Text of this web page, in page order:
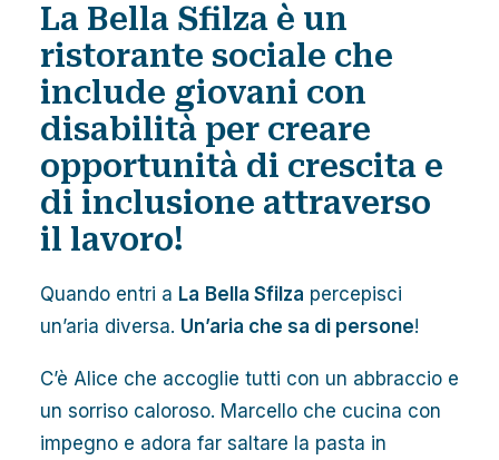
La Bella Sfilza è un
ristorante sociale che
include giovani con
disabilità per creare
opportunità di crescita e
di inclusione attraverso
il lavoro!
Quando entri a La Bella Sfilza percepisci
un’aria diversa. Un’aria che sa di persone!
C’è Alice che accoglie tutti con un abbraccio e
un sorriso caloroso. Marcello che cucina con
impegno e adora far saltare la pasta in